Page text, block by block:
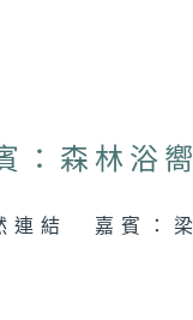
：森林浴
結 嘉賓：